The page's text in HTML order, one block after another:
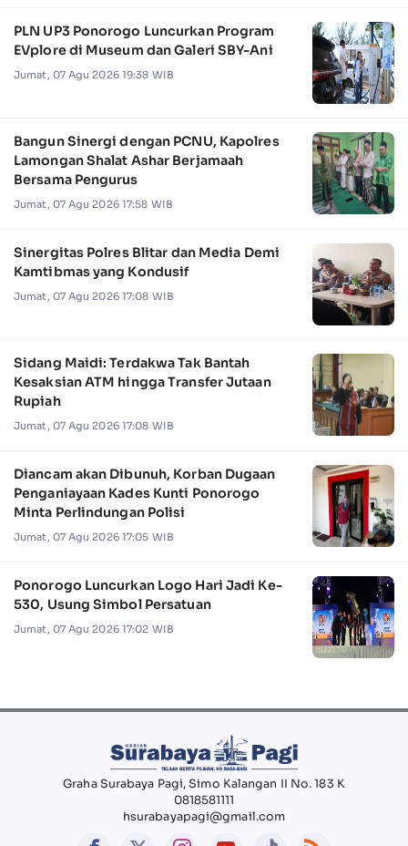
PLN UP3 Ponorogo Luncurkan Program
EVplore di Museum dan Galeri SBY-Ani
Jumat, 07 Agu 2026 19:38 WIB
Bangun Sinergi dengan PCNU, Kapolres
Lamongan Shalat Ashar Berjamaah
Bersama Pengurus
Jumat, 07 Agu 2026 17:58 WIB
Sinergitas Polres Blitar dan Media Demi
Kamtibmas yang Kondusif
Jumat, 07 Agu 2026 17:08 WIB
Sidang Maidi: Terdakwa Tak Bantah
Kesaksian ATM hingga Transfer Jutaan
Rupiah
Jumat, 07 Agu 2026 17:08 WIB
Diancam akan Dibunuh, Korban Dugaan
Penganiayaan Kades Kunti Ponorogo
Minta Perlindungan Polisi
Jumat, 07 Agu 2026 17:05 WIB
Ponorogo Luncurkan Logo Hari Jadi Ke-
530, Usung Simbol Persatuan
Jumat, 07 Agu 2026 17:02 WIB
Graha Surabaya Pagi, Simo Kalangan II No. 183 K
0818581111
hsurabayapagi@gmail.com